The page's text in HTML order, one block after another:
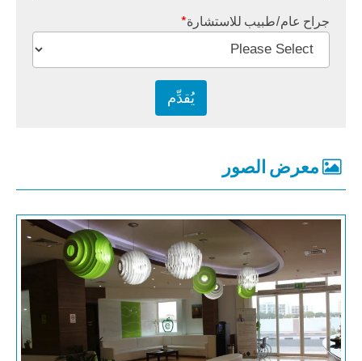
جراح عام/طبيب للاستشارة*
معرض الصور